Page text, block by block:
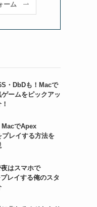
ーム
・DbDも！Macで
ームをピックアッ
MacでApex
レイする方法を
はスマホで
レイする俺のスタ